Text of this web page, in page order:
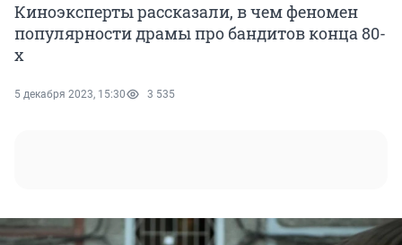
Киноэксперты рассказали, в чем феномен
популярности драмы про бандитов конца 80-
х
5 декабря 2023, 15:30 3 535